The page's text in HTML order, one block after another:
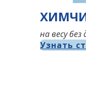
на весу
Узнать